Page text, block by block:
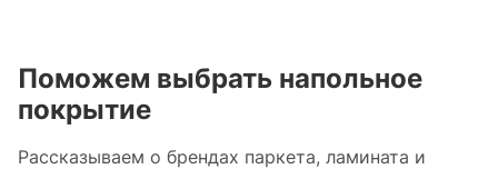
Поможем выбрать напольное
покрытие
Рассказываем о брендах паркета, ламината и